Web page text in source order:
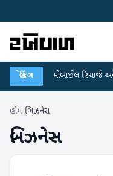
બ્રેકિંગ
છે મોબાઈલ રિચાર્જ અને ડેટા પ્લાન
હોમ/બિઝનેસ
બિઝનેસ